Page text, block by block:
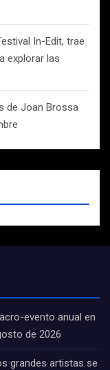
In-Edit, trae
explorar las
de Joan Brossa
evento anual en
de 2026
grandes artistas se